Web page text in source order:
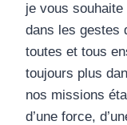
je vous
dans les gestes
toutes et tous
toujours plus
nos missions
d’une force,